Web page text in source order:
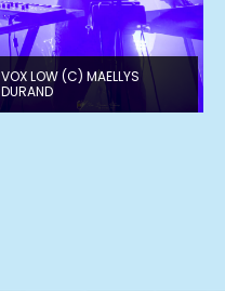
VOX LOW (C) MAELLYS
DURAND